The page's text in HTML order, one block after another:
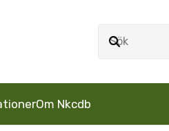
Om Nkcdb